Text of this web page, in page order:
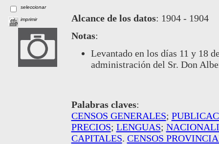
seleccionar
imprimir Alcance de los datos: 1904 - 1904
Notas:
Levantado en los días 11 y 18
administración del Sr. Don
Palabras claves:
CENSOS GENERALES;
PRECIOS; LENGUAS;
CAPITALES. CENSOS